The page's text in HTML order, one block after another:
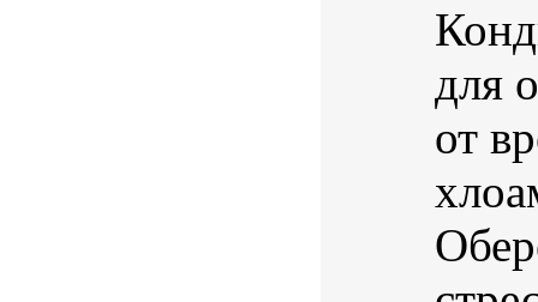
для
от